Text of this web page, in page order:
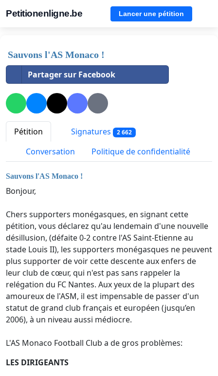
Petitionenligne.be Lancer une pétition
Sauvons l'AS Monaco !
Partager sur Facebook
Pétition Signatures 2 662
Conversation Politique de confidentialité
Sauvons l'AS Monaco !
Bonjour,
Chers supporters monégasques, en signant cette
pétition, vous déclarez qu'au lendemain d'une nouvelle
désillusion, (défaite 0-2 contre l'AS Saint-Etienne au
stade Louis II), les supporters monégasques ne peuvent
plus supporter de voir cette descente aux enfers de
leur club de cœur, qui n'est pas sans rappeler la
relégation du FC Nantes. Aux yeux de la plupart des
amoureux de l'ASM, il est impensable de passer d'un
statut de grand club français et européen (jusqu’en
2006), à un niveau aussi médiocre.
L'AS Monaco Football Club a de gros problèmes:
LES DIRIGEANTS